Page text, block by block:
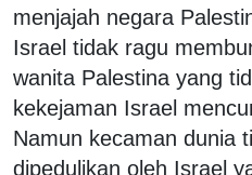
menjajah negara
Israel tidak ragu
wanita Palestina yang
kekejaman Israel
Namun kecaman dunia
dipedulikan oleh Israel